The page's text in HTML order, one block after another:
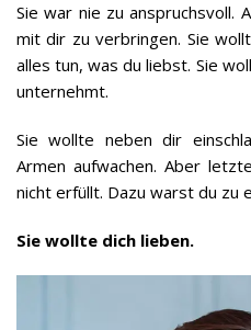
Sie war nie zu anspruchsvoll.
mit dir zu verbringen. Sie
alles tun, was du liebst. Sie
unternehmt.
Sie wollte neben dir
Armen aufwachen. Aber
nicht erfüllt. Dazu warst du zu
Sie wollte dich lieben.